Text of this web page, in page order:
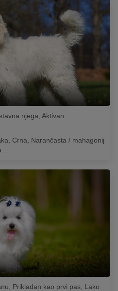
njega, Aktivan
Crna, Narančasta / mahagonij
Prikladan kao prvi pas, Lako